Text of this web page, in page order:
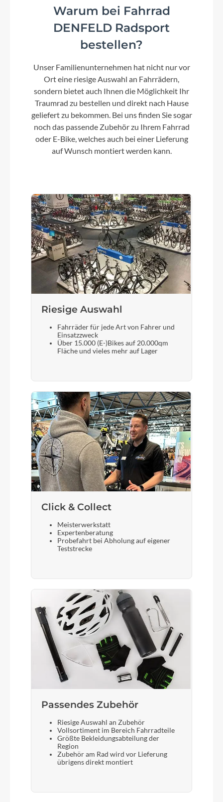
Farbe
slate grey
Motor
Bosch Performance Line CX, 25km/h 20mph
Kette
Gates drive belt CDX
Vorderrad Nabe
Novatec Boost, Disc, 32H
Scheinwerfer
Supernova mini 3 Pro
Akku
Bosch PowerTube 800 horizontal
Nabenritzel
Laufradgröße
27,5"
Gepäckträger
Riese & Müller, MIK
Enviolo grip shift Twist Display Pure, continuous
Bremshebel
Steuersatz
Cane Creek 1.5 Viscoset Blocker
Sattel
Selle Royal Essenza Moderate
Gabel
SR Suntour Mobie 34, tapered, 100mm, Boost
Display
Bosch Kiox 500
Cane Creek New Thudbuster ST Evo-2
Warum bei Fahrrad
DENFELD Radsport
bestellen?
Unser Familienunternehmen hat nicht nur vor
Ort eine riesige Auswahl an Fahrrädern,
sondern bietet auch Ihnen die Möglichkeit Ihr
Traumrad zu bestellen und direkt nach Hause
geliefert zu bekommen. Bei uns finden Sie sogar
noch das passende Zubehör zu Ihrem Fahrrad
oder E-Bike, welches auch bei einer Lieferung
auf Wunsch montiert werden kann.
Riesige Auswahl
Fahrräder für jede Art von Fahrer und
Einsatzzweck
Über 15.000 (E-)Bikes auf 20.000qm
Fläche und vieles mehr auf Lager
Click & Collect
Meisterwerkstatt
Expertenberatung
Probefahrt bei Abholung auf eigener
Teststrecke
Passendes Zubehör
Riesige Auswahl an Zubehör
Vollsortiment im Bereich Fahrradteile
Größte Bekleidungsabteilung der
Region
Zubehör am Rad wird vor Lieferung
übrigens direkt montiert